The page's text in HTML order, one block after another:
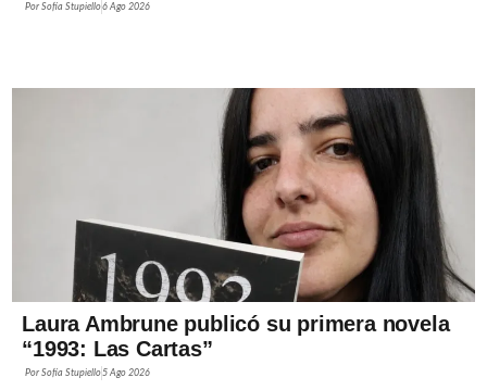
PorSofía Stupiello6 Ago 2026
Laura Ambrune publicó su primera novela
“1993: Las Cartas”
PorSofía Stupiello5 Ago 2026